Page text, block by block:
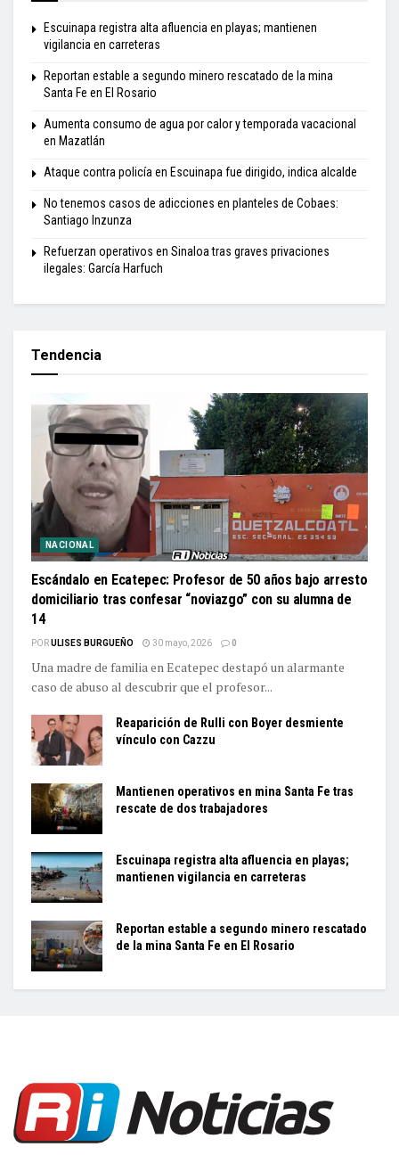
Escuinapa registra alta afluencia en playas; mantienen
vigilancia en carreteras
Reportan estable a segundo minero rescatado de la mina
Santa Fe en El Rosario
Aumenta consumo de agua por calor y temporada vacacional
en Mazatlán
Ataque contra policía en Escuinapa fue dirigido, indica alcalde
No tenemos casos de adicciones en planteles de Cobaes:
Santiago Inzunza
Refuerzan operativos en Sinaloa tras graves privaciones
ilegales: García Harfuch
Tendencia
NACIONAL
Escándalo en Ecatepec: Profesor de 50 años bajo arresto
domiciliario tras confesar “noviazgo” con su alumna de
14
PORULISES BURGUEÑO 30 mayo, 2026 0
Una madre de familia en Ecatepec destapó un alarmante
caso de abuso al descubrir que el profesor...
Reaparición de Rulli con Boyer desmiente
vínculo con Cazzu
Mantienen operativos en mina Santa Fe tras
rescate de dos trabajadores
Escuinapa registra alta afluencia en playas;
mantienen vigilancia en carreteras
Reportan estable a segundo minero rescatado
de la mina Santa Fe en El Rosario